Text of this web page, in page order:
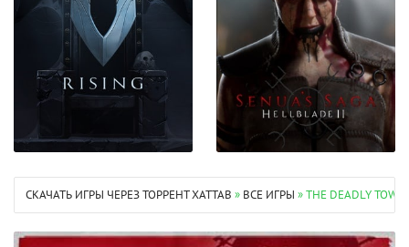
СКАЧАТЬ ИГРЫ ЧЕРЕЗ ТОРРЕНТ XATTAB » ВСЕ ИГРЫ » THE DEADLY